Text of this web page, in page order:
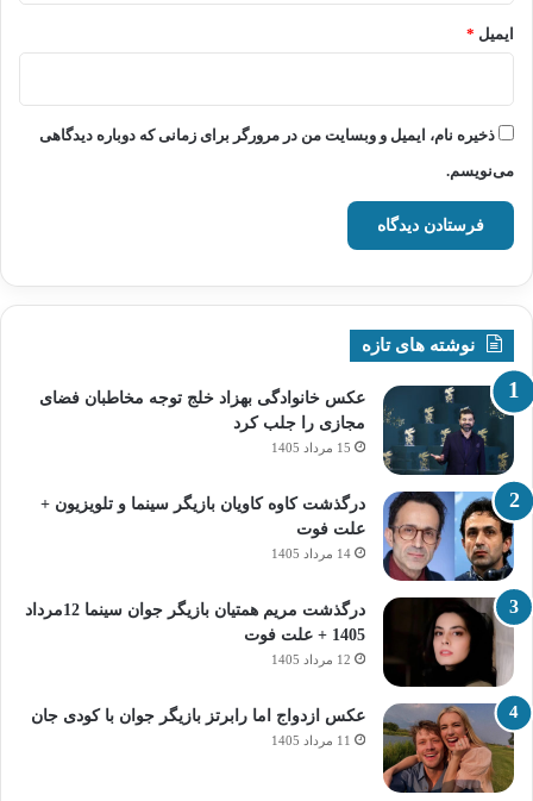
ایمیل *
ذخیره نام، ایمیل و وبسایت من در مرورگر برای زمانی که دوباره دیدگاهی
می‌نویسم.
نوشته های تازه
عکس خانوادگی بهزاد خلج توجه مخاطبان فضای
مجازی را جلب کرد
15 مرداد 1405
درگذشت کاوه کاویان بازیگر سینما و تلویزیون +
علت فوت
14 مرداد 1405
درگذشت مریم همتیان بازیگر جوان سینما 12مرداد
1405 + علت فوت
12 مرداد 1405
عکس ازدواج اما رابرتز بازیگر جوان با کودی جان
11 مرداد 1405